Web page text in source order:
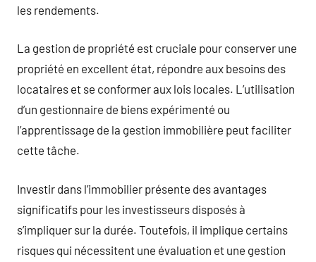
les rendements.
La gestion de propriété est cruciale pour conserver une
propriété en excellent état, répondre aux besoins des
locataires et se conformer aux lois locales. L’utilisation
d’un gestionnaire de biens expérimenté ou
l’apprentissage de la gestion immobilière peut faciliter
cette tâche.
Investir dans l’immobilier présente des avantages
significatifs pour les investisseurs disposés à
s’impliquer sur la durée. Toutefois, il implique certains
risques qui nécessitent une évaluation et une gestion